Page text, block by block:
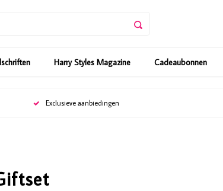
Harry Styles Magazine Cadeaubonnen
Exclusieve aanbiedingen